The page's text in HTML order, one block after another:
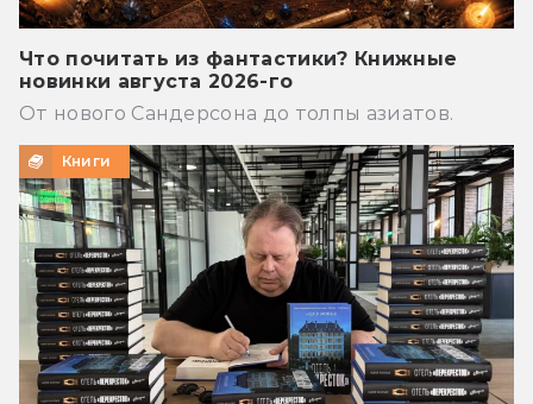
Что почитать из фантастики? Книжные
новинки августа 2026-го
От нового Сандерсона до толпы азиатов.
Книги